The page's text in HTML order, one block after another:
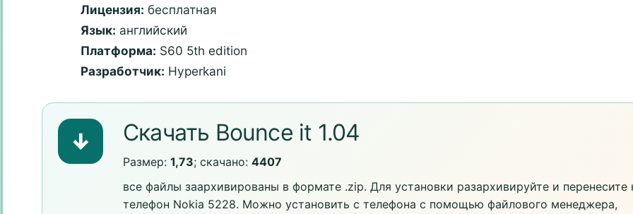
Лицензия: бесплатная
Язык: английский
Платформа: S60 5th edition
Разработчик: Hyperkani
↓ Скачать Bounce it 1.04
Размер: 1,73; скачано: 4407
все файлы заархивированы в формате .zip. Для установки разархивируйте и перенесите
телефон Nokia 5228. Можно установить с телефона с помощью файлового менеджера,